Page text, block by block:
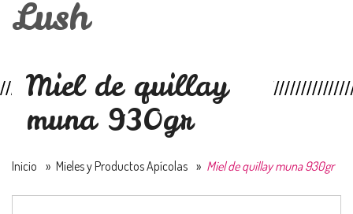
Lush
Miel de quillay
muna 930gr
Inicio » Mieles y Productos Apícolas » Miel de quillay muna 930gr